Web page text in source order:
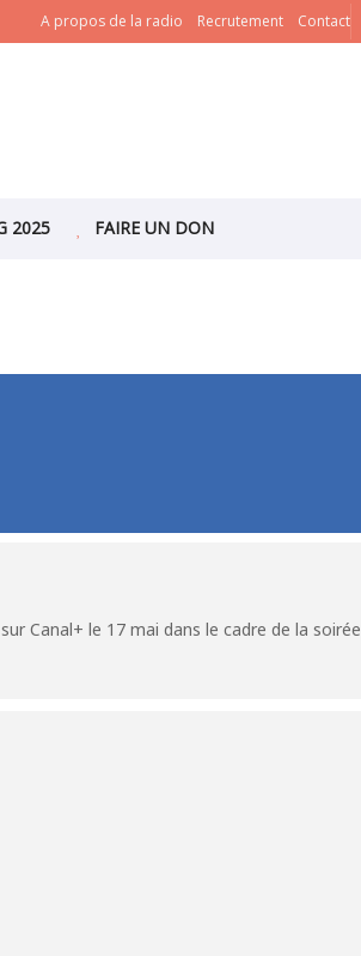
A propos de la radio Recrutement Contact
2025 FAIRE UN DON
Canal+ le 17 mai dans le cadre de la soirée